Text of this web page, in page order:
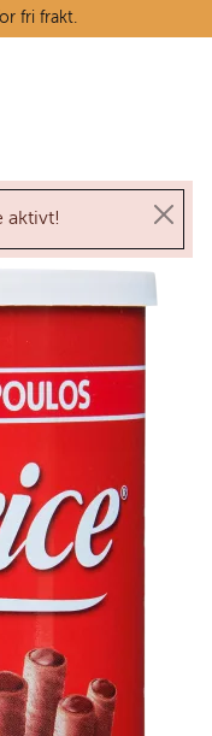
fri frakt.
aktivt!
Tilbudskroken
g